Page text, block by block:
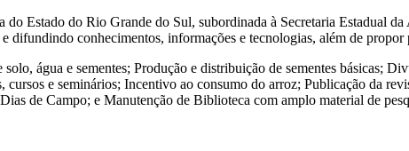
Estado do Rio Grande do Sul, subordinada à Secretaria Estadual
difundindo conhecimentos, informações e tecnologias, além de propor
água e sementes; Produção e distribuição de sementes básicas;
cursos e seminários; Incentivo ao consumo do arroz; Publicação da
de Campo; e Manutenção de Biblioteca com amplo material de